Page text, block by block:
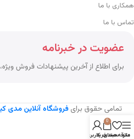
همکاری با ما
تماس با ما
عضویت در خبرنامه
برای اطلاع از آخرین پیشنهادات فروش
تمامی حقوق برایفروشگاه آنلاین مدی
منو
علاقه مندی
0
سبد خرید
حساب کاربری من